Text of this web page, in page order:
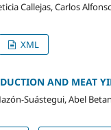
Callejas, Carlos
XML
AND MEAT
Suástegui, Abel